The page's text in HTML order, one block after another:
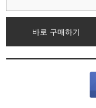
바로 구매하기